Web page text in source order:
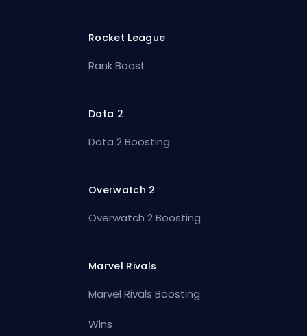
Rocket League
Rank Boost
Dota 2
Dota 2 Boosting
Overwatch 2
Overwatch 2 Boosting
Marvel Rivals
Marvel Rivals Boosting
Wins